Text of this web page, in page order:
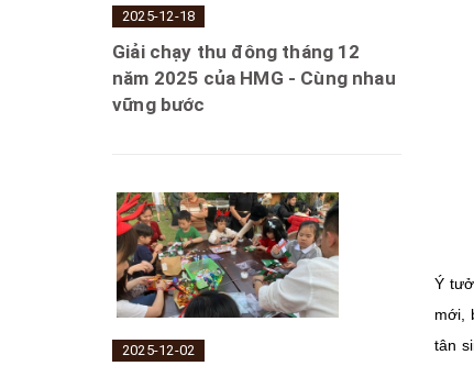
Ý
mới,
tân
2025-12-18
Giải chạy thu đông tháng 12
năm 2025 của HMG - Cùng nhau
vững bước
2025-12-02